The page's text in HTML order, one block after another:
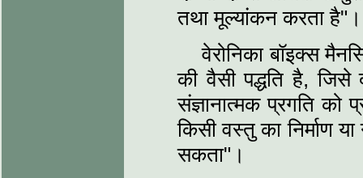
तथा मूल्यांकन करता है"।
वेरोनिका बॉइक्स
की वैसी पद्धति है, जिसे
संज्ञानात्मक प्रगति को
किसी वस्तु का निर्माण
सकता"।